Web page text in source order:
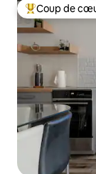
Coups de
Coup de